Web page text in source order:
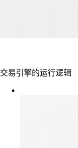
交易引擎的运行逻辑